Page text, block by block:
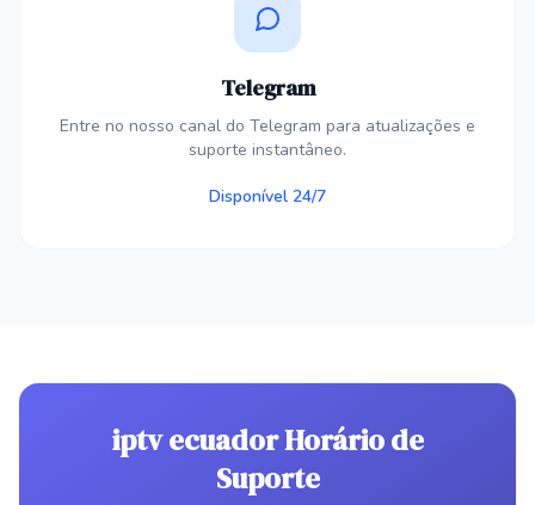
Telegram
Entre no nosso canal do Telegram para atualizações e
suporte instantâneo.
Disponível 24/7
iptv ecuador Horário de
Suporte